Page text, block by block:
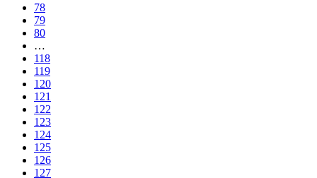
78
79
80
…
118
119
120
121
122
123
124
125
126
127